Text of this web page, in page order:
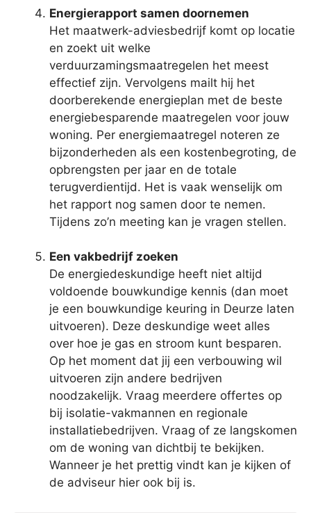
Energierapport samen doornemen
Het maatwerk-adviesbedrijf komt op locatie
en zoekt uit welke
verduurzamingsmaatregelen het meest
effectief zijn. Vervolgens mailt hij het
doorberekende energieplan met de beste
energiebesparende maatregelen voor jouw
woning. Per energiemaatregel noteren ze
bijzonderheden als een kostenbegroting, de
opbrengsten per jaar en de totale
terugverdientijd. Het is vaak wenselijk om
het rapport nog samen door te nemen.
Tijdens zo’n meeting kan je vragen stellen.
Een vakbedrijf zoeken
De energiedeskundige heeft niet altijd
voldoende bouwkundige kennis (dan moet
je een bouwkundige keuring in Deurze laten
uitvoeren). Deze deskundige weet alles
over hoe je gas en stroom kunt besparen.
Op het moment dat jij een verbouwing wil
uitvoeren zijn andere bedrijven
noodzakelijk. Vraag meerdere offertes op
bij isolatie-vakmannen en regionale
installatiebedrijven. Vraag of ze langskomen
om de woning van dichtbij te bekijken.
Wanneer je het prettig vindt kan je kijken of
de adviseur hier ook bij is.